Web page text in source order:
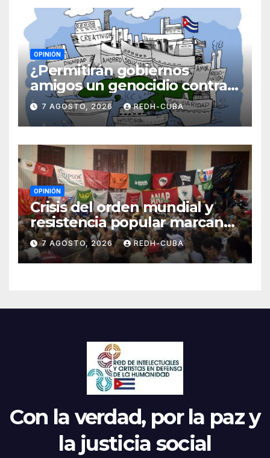
OPINIÓN
¿Permitirán gobiernos
amigos un genocidio contra
Cuba? Por Hedelberto López
Blanch
7 AGOSTO, 2026 REDH-CUBA
OPINIÓN
Crisis del orden mundial y
resistencia popular marcan
el inicio de la IV Asamblea
Continental de ALBA
Movimientos en Cuba
7 AGOSTO, 2026 REDH-CUBA
Con la verdad, por la paz y
la justicia social